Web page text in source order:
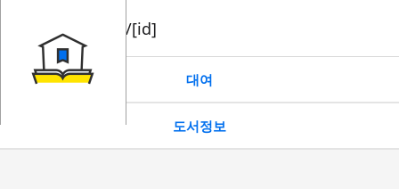
book/rent/[id]
대여
도서정보